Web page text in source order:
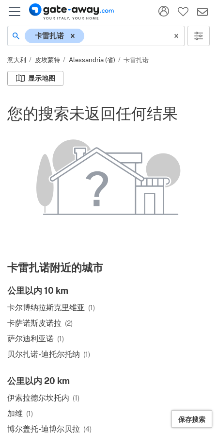
地名
卡雷扎诺
意大利 皮埃蒙特 Alessandria (省) 卡雷扎诺
显示地图
您的搜索未返回任何结果
卡雷扎诺附近的城市
公里以内 10 km
卡尔博纳拉斯克里维亚 (1)
卡萨诺斯皮诺拉 (2)
萨尔迪利亚诺 (1)
贝尔扎诺-迪托尔托纳 (1)
公里以内 20 km
伊索拉德尔坎托内 (1)
加维 (1)
博尔盖托-迪博尔贝拉 (4)
保存搜索